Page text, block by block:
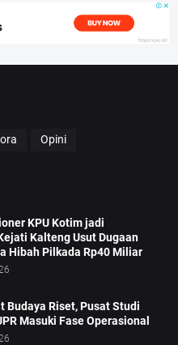
Opini
KPU Kotim jadi
Kalteng Usut Dugaan
Hibah Pilkada Rp40 Miliar
Budaya Riset, Pusat Studi
Masuki Fase Operasional